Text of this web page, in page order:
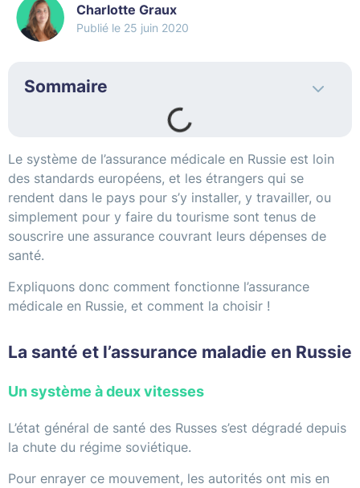
Charlotte Graux
25 juin 2020
Sommaire
Le système de l’assurance médicale en Russie est loin
des standards européens, et les étrangers qui se
rendent dans le pays pour s’y installer, y travailler, ou
simplement pour y faire du tourisme sont tenus de
souscrire une assurance couvrant leurs dépenses de
santé.
Expliquons donc comment fonctionne l’assurance
médicale en Russie, et comment la choisir !
La santé et l’assurance maladie en Russie
Un système à deux vitesses
L’état général de santé des Russes s’est dégradé depuis
la chute du régime soviétique.
Pour enrayer ce mouvement, les autorités ont mis en